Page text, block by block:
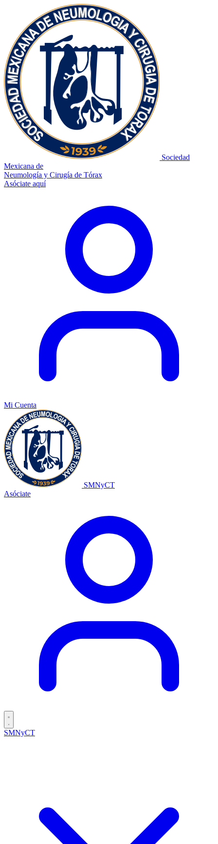
Sociedad
Mexicana de
Neumología y Cirugía de Tórax
Asóciate aquí
Mi Cuenta
SMNyCT
Asóciate
SMNyCT